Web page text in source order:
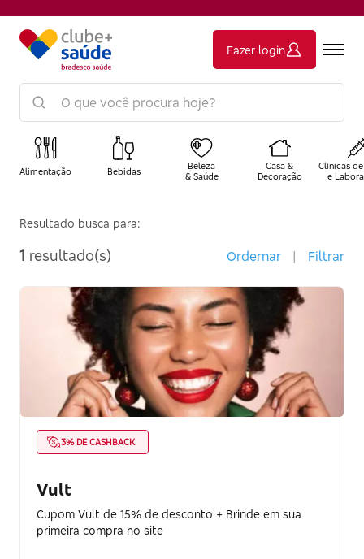
Fazer login
Alimentação Bebidas
Beleza
& Saúde
Casa &
Decoração
Clínicas
e
Resultado busca para:
1 resultado(s) Ordernar | Filtrar
3% DE CASHBACK
Vult
Cupom Vult de 15% de desconto + Brinde em sua
primeira compra no site